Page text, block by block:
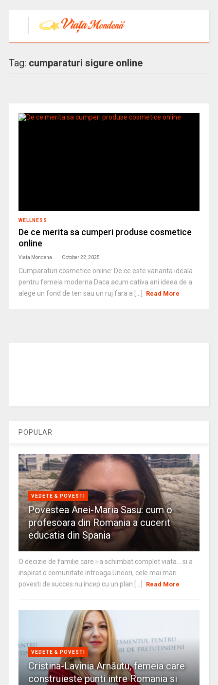
Tag: cumparaturi sigure online
WELLNESS
De ce merita sa cumperi produse cosmetice
online
Viata Mondena October 22, 2025
Cumparaturi cosmetice online: De ce este varianta ideala
pentru femeia moderna Daca acum cativa ani ideea de a
alege un fond de ten sau un ruj fara a [...]
Read More
POPULAR
VEDETE & POVESTI
Povestea Anei-Maria Sasu: cum o
profesoara din Romania a cucerit
educatia din Spania
O decizie de familie care i-a schimbat complet viata… si a
inspirat o comunitate intreaga Uneori, cele mai mari
povesti de succes nu incep cu un plan [...]
Read More
VEDETE & POVESTI
Cristina-Lavinia Arnăutu, femeia care
construieste punti intre Romania si